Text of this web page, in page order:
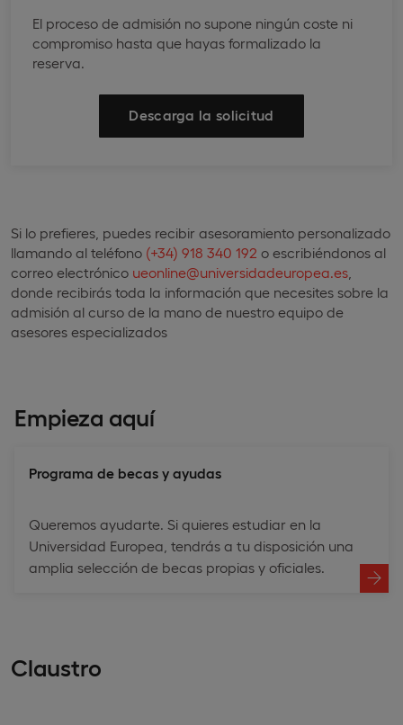
El proceso de admisión no supone ningún coste ni
compromiso hasta que hayas formalizado la
reserva.
Descarga la solicitud
Si lo prefieres, puedes recibir asesoramiento personalizado
llamando al teléfono (+34) 918 340 192 o escribiéndonos al
correo electrónico ueonline@universidadeuropea.es
donde recibirás toda la información que necesites sobre la
admisión al curso de la mano de nuestro equipo de
asesores especializados
Empieza aquí
Programa de becas y ayudas
Queremos ayudarte. Si quieres estudiar en la
Universidad Europea, tendrás a tu disposición una
amplia selección de becas propias y oficiales.
Claustro